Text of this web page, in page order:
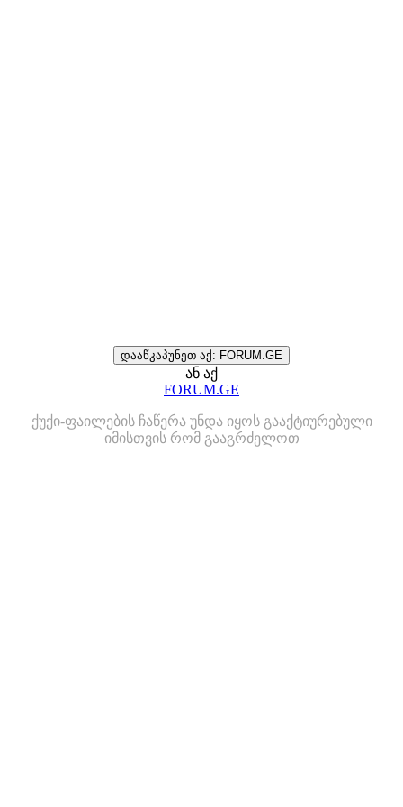
დააწკაპუნეთ აქ: FORUM.GE
ან აქ
FORUM.GE
ქუქი-ფაილების ჩაწერა უნდა იყოს გააქტიურებული
იმისთვის რომ გააგრძელოთ